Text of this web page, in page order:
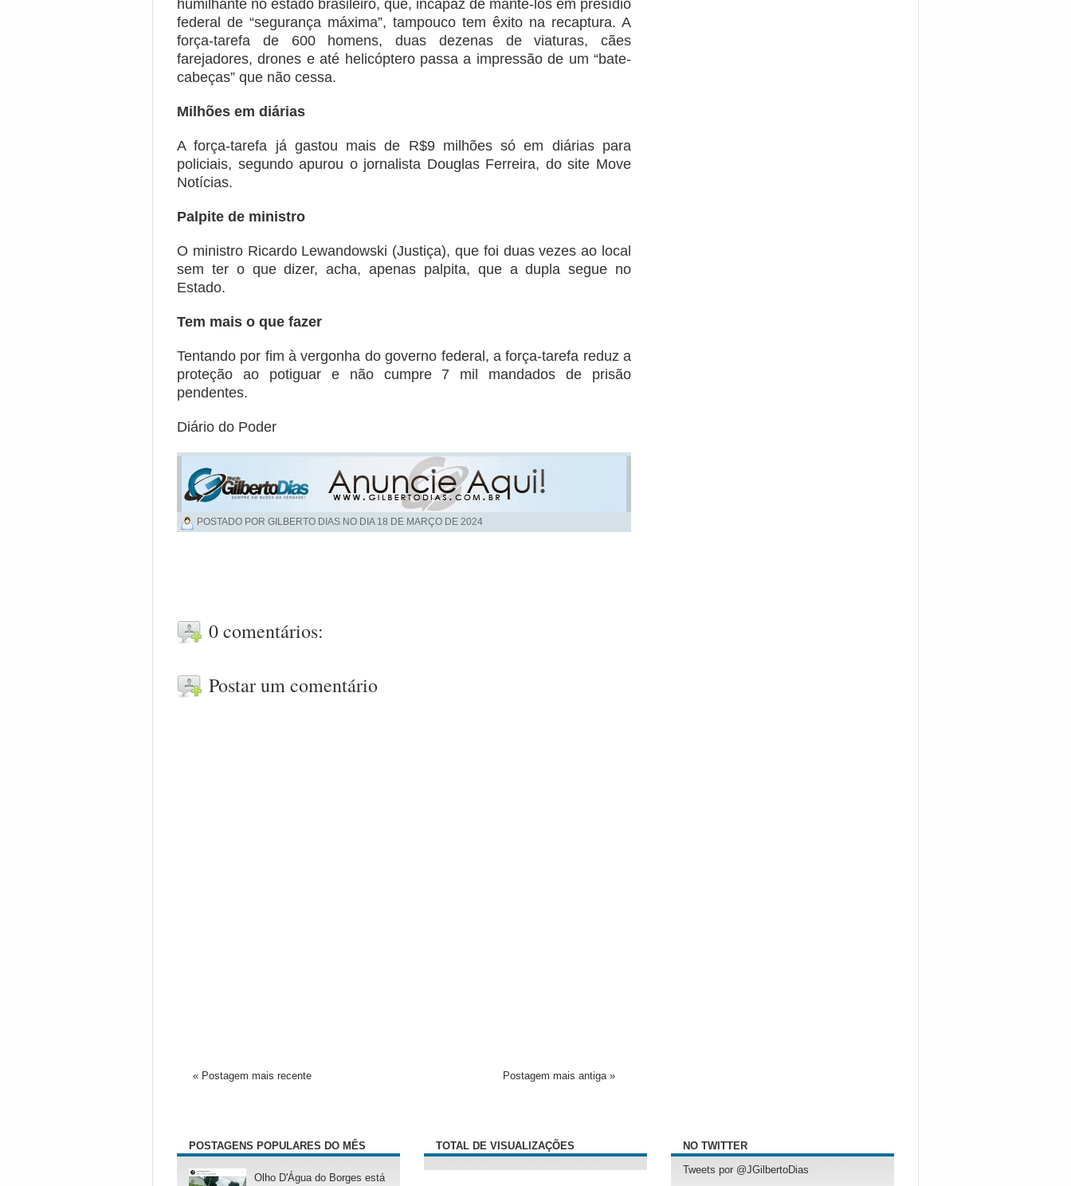
humilhante no estado brasileiro, que, incapaz de mantê-los em presídio
federal de “segurança máxima”, tampouco tem êxito na recaptura. A
força-tarefa de 600 homens, duas dezenas de viaturas, cães
farejadores, drones e até helicóptero passa a impressão de um “bate-
cabeças” que não cessa.
Milhões em diárias
A força-tarefa já gastou mais de R$9 milhões só em diárias para
policiais, segundo apurou o jornalista Douglas Ferreira, do site Move
Notícias.
Palpite de ministro
O ministro Ricardo Lewandowski (Justiça), que foi duas vezes ao local
sem ter o que dizer, acha, apenas palpita, que a dupla segue no
Estado.
Tem mais o que fazer
Tentando por fim à vergonha do governo federal, a força-tarefa reduz a
proteção ao potiguar e não cumpre 7 mil mandados de prisão
pendentes.
Diário do Poder
POSTADO POR GILBERTO DIAS NO DIA 18 DE MARÇO DE 2024
0 comentários:
Postar um comentário
« Postagem mais recente Postagem mais antiga »
POSTAGENS POPULARES DO MÊS
Olho D'Água do Borges está
TOTAL DE VISUALIZAÇÕES NO TWITTER
Tweets por @JGilbertoDias